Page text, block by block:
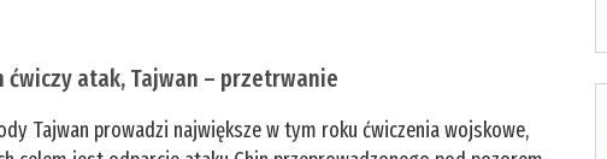
ćwiczy atak, Tajwan – przetrwanie
Tajwan prowadzi największe w tym roku ćwiczenia wojskowe,